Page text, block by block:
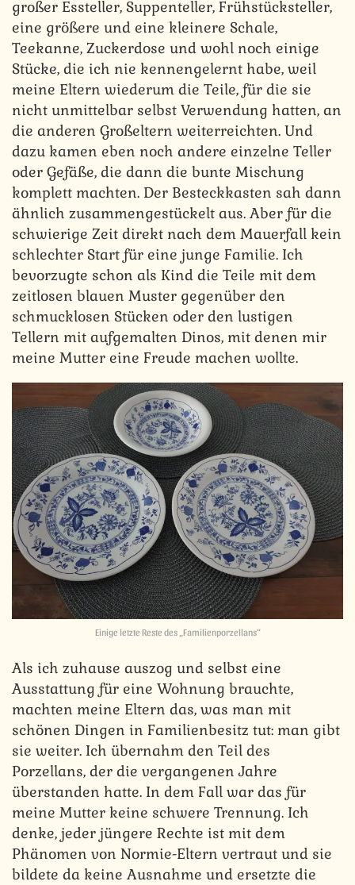
großer Essteller, Suppenteller, Frühstücksteller,
eine größere und eine kleinere Schale,
Teekanne, Zuckerdose und wohl noch einige
Stücke, die ich nie kennengelernt habe, weil
meine Eltern wiederum die Teile, für die sie
nicht unmittelbar selbst Verwendung hatten, an
die anderen Großeltern weiterreichten. Und
dazu kamen eben noch andere einzelne Teller
oder Gefäße, die dann die bunte Mischung
komplett machten. Der Besteckkasten sah dann
ähnlich zusammengestückelt aus. Aber für die
schwierige Zeit direkt nach dem Mauerfall kein
schlechter Start für eine junge Familie. Ich
bevorzugte schon als Kind die Teile mit dem
zeitlosen blauen Muster gegenüber den
schmucklosen Stücken oder den lustigen
Tellern mit aufgemalten Dinos, mit denen mir
meine Mutter eine Freude machen wollte.
Einige letzte Reste des „Familienporzellans“
Als ich zuhause auszog und selbst eine
Ausstattung für eine Wohnung brauchte,
machten meine Eltern das, was man mit
schönen Dingen in Familienbesitz tut: man gibt
sie weiter. Ich übernahm den Teil des
Porzellans, der die vergangenen Jahre
überstanden hatte. In dem Fall war das für
meine Mutter keine schwere Trennung. Ich
denke, jeder jüngere Rechte ist mit dem
Phänomen von Normie-Eltern vertraut und sie
bildete da keine Ausnahme und ersetzte die